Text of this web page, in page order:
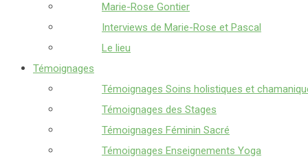
Marie-Rose Gontier
Interviews de Marie-Rose et Pascal
Le lieu
Témoignages
Témoignages Soins holistiques et
Témoignages des Stages
Témoignages Féminin Sacré
Témoignages Enseignements Yoga